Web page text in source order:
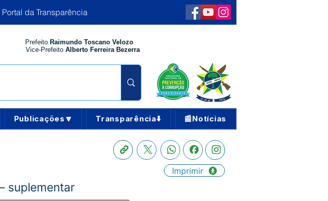
Portal da Transparência
Prefeito Raimundo Toscano Velozo
Vice-Prefeito Alberto Ferreira Bezerra
Publicações🔽 Transparência⬇️ 📰Notícias
Imprimir
suplementar